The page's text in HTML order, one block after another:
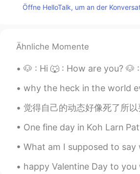
@有哥控手控声控的土豆
哈哈哈哈哈哈哈
有哥控手控声控的土豆儿
MS CN
@Jiahao嗯 这个真的不
Öffne HelloTalk, um an der
Ähnliche Momente
🐶 : Hi 🐺 : How are you? 🐶 : I'm fine, thank you. And you? guys,
why the heck in the world everyone especially girl that use voices
觉得自己的动态好像死了所以要放点东西： 图一：自己第一次穿汉服（借朋友的）、兴奋死了\(//∇//)\ 然后马赛克很好玩😂 图二
One fine day in Koh Larn Pattaya yes.. wet wet wet..because of
What am I supposed to say when someone asked me 'who are you?' to
happy Valentine Day to you who celebrate it😜❤!! me?? I can't lol and